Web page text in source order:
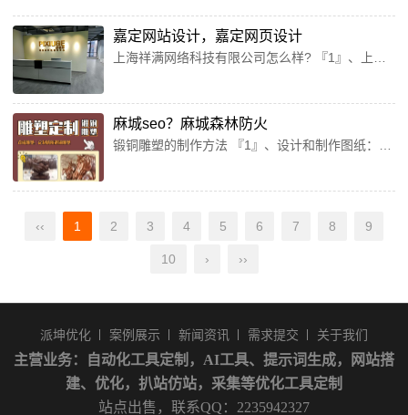
嘉定网站设计，嘉定网页设计
麻城seo？麻城森林防火
‹‹ 1 2 3 4 5 6 7 8 9
10 › ››
派坤优化 案例展示 新闻资讯 需求提交 关于我们
主营业务： 自动化工具定制 ，AI工具、提示词生成，网站搭
建、优化，扒站仿站，采集等优化工具定制
站点出售，联系QQ：2235942327